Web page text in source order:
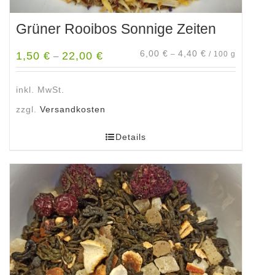
Grüner Rooibos Sonnige Zeiten
1,50 € – 22,00 € 6,00 € – 4,40 € / 100 g
inkl. MwSt.
zzgl. Versandkosten
Details